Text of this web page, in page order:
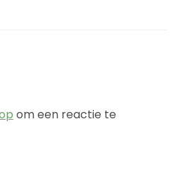
om een reactie te